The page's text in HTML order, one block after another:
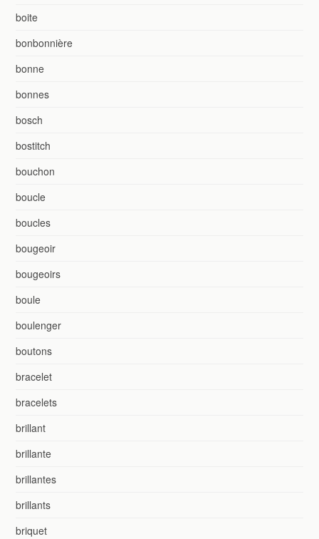
boite
bonbonnière
bonne
bonnes
bosch
bostitch
bouchon
boucle
boucles
bougeoir
bougeoirs
boule
boulenger
boutons
bracelet
bracelets
brillant
brillante
brillantes
brillants
briquet